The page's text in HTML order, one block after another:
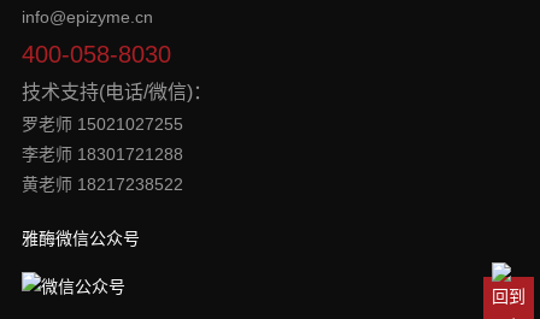
info@epizyme.cn
400-058-8030
技术支持(电话/微信)：
罗老师 15021027255
李老师 18301721288
黄老师 18217238522
雅酶微信公众号